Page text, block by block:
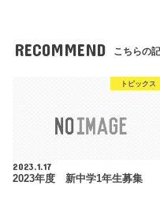
RECOMMEND こちらの
トピックス
2023.1.17
2023年度 新中学1年生募集